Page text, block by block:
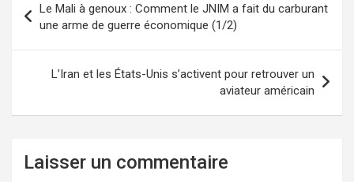
de
l’article
Le Mali à genoux : Comment le JNIM a fait du carburant
une arme de guerre économique (1/2)
L’Iran et les États-Unis s’activent pour retrouver un
aviateur américain
Laisser un commentaire